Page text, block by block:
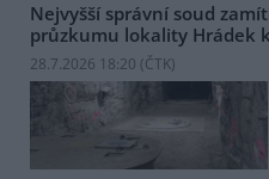
Nejvyšší správní soud
průzkumu lokality Hrádek
28.7.2026 18:20 (ČTK)